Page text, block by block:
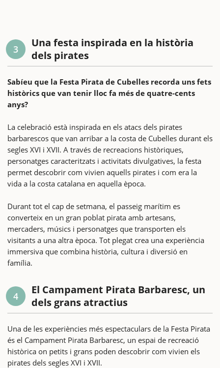
3
Una festa inspirada en la història
dels pirates
Sabíeu que la Festa Pirata de Cubelles recorda uns fets
històrics que van tenir lloc fa més de quatre-cents
anys?
La celebració està inspirada en els atacs dels pirates
barbarescos que van arribar a la costa de Cubelles durant els
segles XVI i XVII. A través de recreacions històriques,
personatges caracteritzats i activitats divulgatives, la festa
permet descobrir com vivien aquells pirates i com era la
vida a la costa catalana en aquella època.
Durant tot el cap de setmana, el passeig marítim es
converteix en un gran poblat pirata amb artesans,
mercaders, músics i personatges que transporten els
visitants a una altra època. Tot plegat crea una experiència
immersiva que combina història, cultura i diversió en
família.
4
El Campament Pirata Barbaresc, un
dels grans atractius
Una de les experiències més espectaculars de la Festa Pirata
és el Campament Pirata Barbaresc, un espai de recreació
històrica on petits i grans poden descobrir com vivien els
pirates dels segles XVI i XVII.